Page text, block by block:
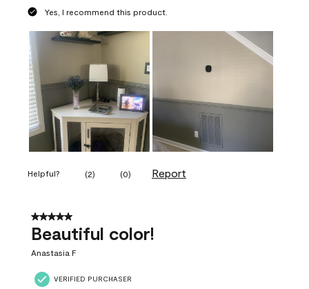
Yes, I recommend this product.
Helpful? (2) (0) Report
5 out of 5 stars.
Beautiful color!
Anastasia F
VERIFIED PURCHASER